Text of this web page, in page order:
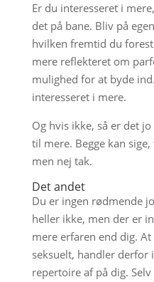
Er du interesseret i
det på bane. Bliv på
hvilken fremtid du
mere reflekteret om
mulighed for at byde
interesseret i mere.
Og hvis ikke, så er det
til mere. Begge kan
men nej tak.
Det andet
Du er ingen rødmende
heller ikke, men der er
mere erfaren end dig.
seksuelt, handler derfor
repertoire af på dig.